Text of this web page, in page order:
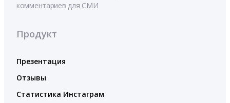
комментариев для СМИ
Продукт
Презентация
Отзывы
Статистика Инстаграм